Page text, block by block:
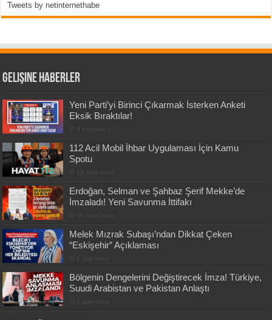
Tweets by netinternethabe
Gelişine Haberler
Yeni Parti’yi Birinci Çıkarmak İsterken Anketi
Eksik Bıraktılar!
112 Acil Mobil İhbar Uygulaması İçin Kamu
Spotu
Erdoğan, Selman ve Şahbaz Şerif Mekke’de
İmzaladı! Yeni Savunma İttifakı
Melek Mızrak Subaşı’ndan Dikkat Çeken
“Eskişehir” Açıklaması
Bölgenin Dengelerini Değiştirecek İmza! Türkiye,
Suudi Arabistan ve Pakistan Anlaştı